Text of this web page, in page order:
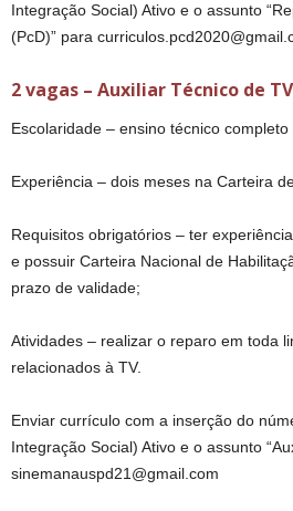
Integração Social) Ativo e o assunto
(PcD)” para
2 vagas – Auxiliar Técnico de TV
Escolaridade – ensino técnico
Experiência – dois meses na Carteira
Requisitos obrigatórios – ter
e possuir Carteira Nacional de
prazo de validade;
Atividades – realizar o reparo em toda
relacionados à TV.
Enviar currículo com a inserção do
Integração Social) Ativo e o assunto
sinemanauspd21@gmail.com